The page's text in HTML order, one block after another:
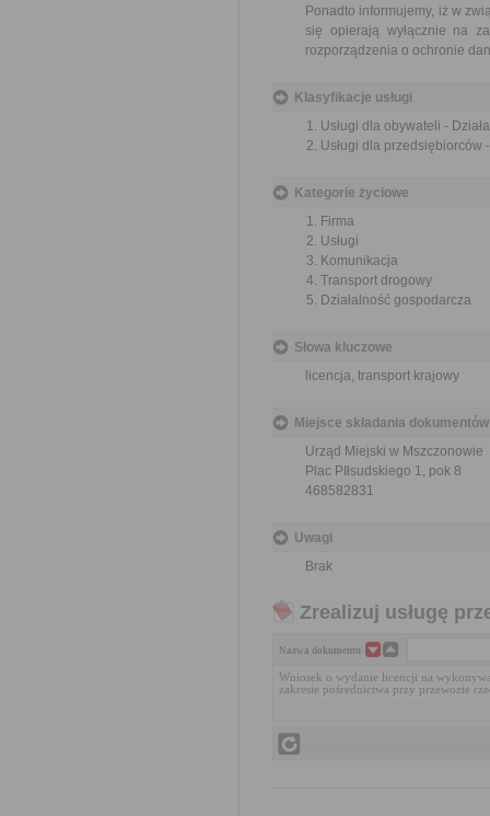
Ponadto informujemy, iż w
się opierają wyłącznie na
rozporządzenia o ochronie
Klasyfikacje usługi
Usługi dla obywateli -
Usługi dla przedsiębiorców
Kategorie życiowe
Firma
Usługi
Komunikacja
Transport drogowy
Działalność gospodarcza
Słowa kluczowe
licencja, transport krajowy
Miejsce składania dokumentów
Urząd Miejski w Mszczonowie
Plac PIłsudskiego 1, pok 8
468582831
Uwagi
Brak
Zrealizuj usługę
Nazwa dokumentu
Wniosek o wydanie licencji na
zakresie pośrednictwa przy przewozie